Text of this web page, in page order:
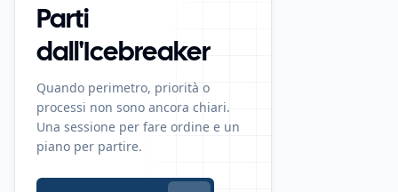
Parti
dall'Icebreaker
Quando perimetro, priorità o
processi non sono ancora chiari.
Una sessione per fare ordine e un
piano per partire.